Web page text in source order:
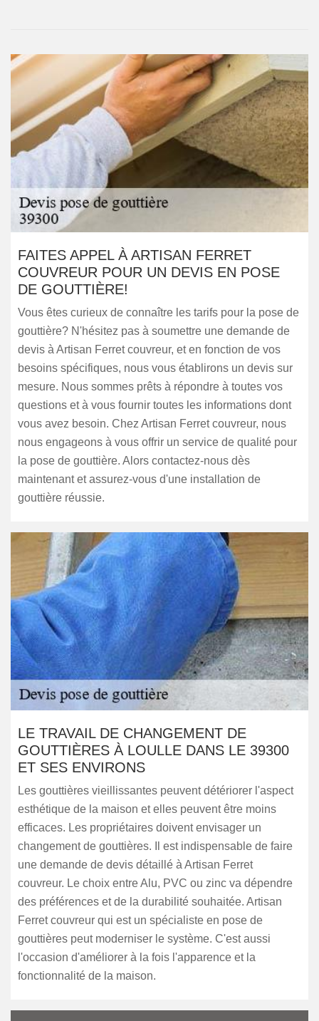
FAITES APPEL À ARTISAN FERRET
COUVREUR POUR UN DEVIS EN POSE
DE GOUTTIÈRE!
Vous êtes curieux de connaître les tarifs pour la pose de
gouttière? N'hésitez pas à soumettre une demande de
devis à Artisan Ferret couvreur, et en fonction de vos
besoins spécifiques, nous vous établirons un devis sur
mesure. Nous sommes prêts à répondre à toutes vos
questions et à vous fournir toutes les informations dont
vous avez besoin. Chez Artisan Ferret couvreur, nous
nous engageons à vous offrir un service de qualité pour
la pose de gouttière. Alors contactez-nous dès
maintenant et assurez-vous d'une installation de
gouttière réussie.
LE TRAVAIL DE CHANGEMENT DE
GOUTTIÈRES À LOULLE DANS LE 39300
ET SES ENVIRONS
Les gouttières vieillissantes peuvent détériorer l'aspect
esthétique de la maison et elles peuvent être moins
efficaces. Les propriétaires doivent envisager un
changement de gouttières. Il est indispensable de faire
une demande de devis détaillé à Artisan Ferret
couvreur. Le choix entre Alu, PVC ou zinc va dépendre
des préférences et de la durabilité souhaitée. Artisan
Ferret couvreur qui est un spécialiste en pose de
gouttières peut moderniser le système. C'est aussi
l'occasion d'améliorer à la fois l'apparence et la
fonctionnalité de la maison.